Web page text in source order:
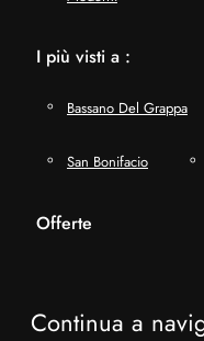
I più visti a :
Bassano Del Grappa
San Bonifacio
Offerte
Continua a